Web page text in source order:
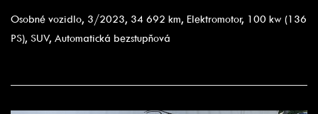
Osobné vozidlo, 3/2023, 34 692 km, Elektromotor, 100 kw (136
PS), SUV, Automatická bezstupňová